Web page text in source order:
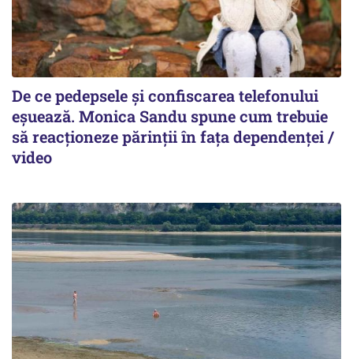
De ce pedepsele și confiscarea telefonului
eșuează. Monica Sandu spune cum trebuie
să reacționeze părinții în fața dependenței /
video